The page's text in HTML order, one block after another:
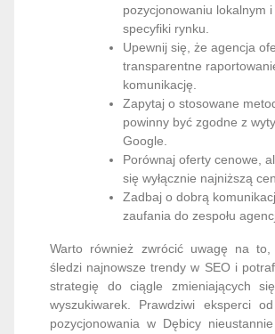
pozycjonowaniu lokalnym
specyfiki rynku.
Upewnij się, że agencja
transparentne
komunikację.
Zapytaj o stosowane
powinny być zgodne z
Google.
Porównaj oferty cenowe,
się wyłącznie najniższą
Zadbaj o dobrą
zaufania do zespołu
Warto również zwrócić uwagę na
śledzi najnowsze trendy w SEO i
strategię do ciągle zmieniających
wyszukiwarek. Prawdziwi eksperci
pozycjonowania w Dębicy